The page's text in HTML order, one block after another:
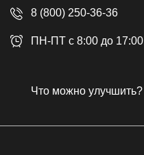
Контакты
Гарантия
Публичная оферта
8 (800) 250-36-36
ПН-ПТ с 8:00 до 17:00
Что можно улучшить?